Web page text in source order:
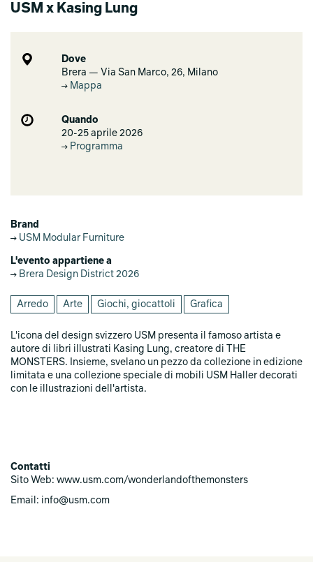
USM x Kasing Lung
Dove
Brera — Via San Marco, 26, Milano
Mappa
Quando
20-25 aprile 2026
Programma
Brand
USM Modular Furniture
L'evento appartiene a
Brera Design District 2026
Arredo Arte Giochi, giocattoli Grafica
L'icona del design svizzero USM presenta il famoso artista e
autore di libri illustrati Kasing Lung, creatore di THE
MONSTERS. Insieme, svelano un pezzo da collezione in edizione
limitata e una collezione speciale di mobili USM Haller decorati
con le illustrazioni dell'artista.
Contatti
Sito Web: www.usm.com/wonderlandofthemonsters
Email: info@usm.com